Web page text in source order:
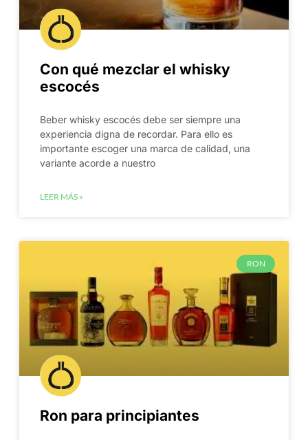
Con qué mezclar el whisky
escocés
Beber whisky escocés debe ser siempre una
experiencia digna de recordar. Para ello es
importante escoger una marca de calidad, una
variante acorde a nuestro
LEER MÁS »
RON
Ron para principiantes